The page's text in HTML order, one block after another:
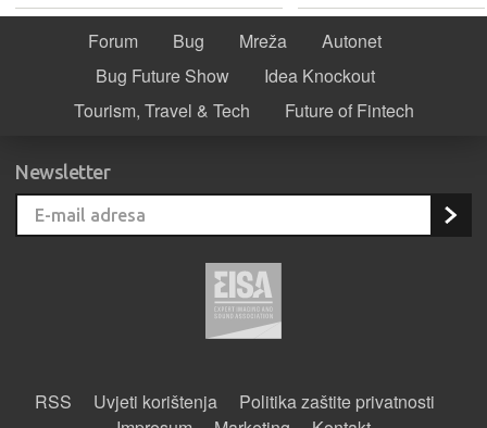
Forum Bug Mreža
Autonet
Bug Future Show
Idea Knockout
Tourism, Travel & Tech
Future of Fintech
Newsletter
RSS Uvjeti korištenja
Politika zaštite privatnosti